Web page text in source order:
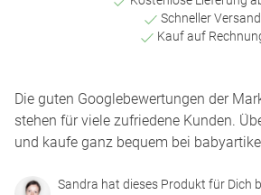
Schneller Versand
Kauf auf
Die guten Googlebewertungen der
stehen für viele zufriedene Kunden.
und kaufe ganz bequem bei
Sandra hat dieses Produkt für Dich